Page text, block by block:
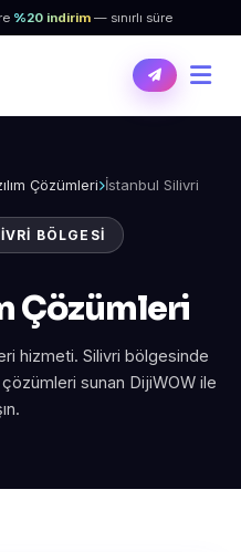
%20 indirim — sınırlı süre
Çözümleri İstanbul Silivri
BÖLGESI
Çözümleri
hizmeti. Silivri bölgesinde
sunan DijiWOW ile